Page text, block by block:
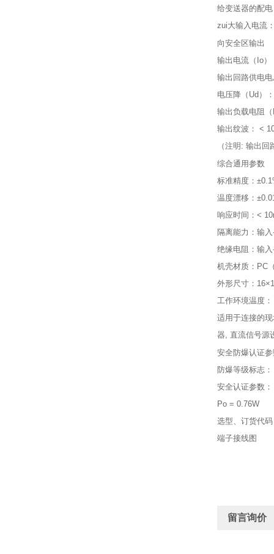
给变送器的配
zui大输入电流
向安全区输出
输出电流（Io）
输出回路供电
电压降（Ud）
输出负载电阻
输出纹波： <
（注明: 输出
综合通用参数
标准精度：
温度漂移：
响应时间：<
隔离能力：输
绝缘电阻：输
机壳材质：PC
外形尺寸：
工作环境温度
适用于连接的
器, 直流信号源
安全防爆认证
防爆等级标志
安全认证参数
Po = 0.76W
选型、订货代码
端子接线图
留言询价